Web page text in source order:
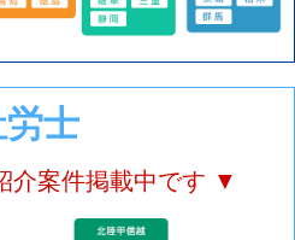
士
介案件掲載中です ▼